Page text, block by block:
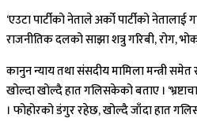
‘एउटा पार्टीको नेताले अर्को पार्टीको
राजनीतिक दलको साझा शत्रु गरिबी, रोग,
कानुन न्याय तथा संसदीय मामिला मन्त्री
खोल्दा खोल्दै हात गलिसकेको बताए ।
। फोहोरको डंगुर रहेछ, खोल्दै जाँदा हात